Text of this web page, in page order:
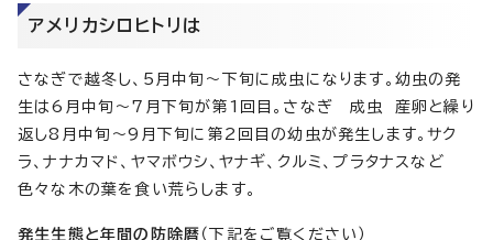
アメリカシロヒトリは
さなぎで越冬し、5月中旬～下旬に成虫になります。幼虫の発
生は6月中旬～7月下旬が第1回目。さなぎ 成虫 産卵と繰り
返し8月中旬～9月下旬に第2回目の幼虫が発生します。サク
ラ、ナナカマド、ヤマボウシ、ヤナギ、クルミ、プラタナスなど
色々な木の葉を食い荒らします。
発生生態と年間の防除暦 （下記をご覧ください）